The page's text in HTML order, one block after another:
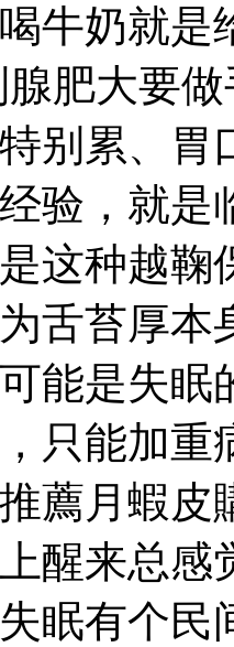
牛奶就是
肥大要
特别累、
验，就
这种越鞠
舌苔厚本
能是失眠
只能加重
薦月蝦
醒来总感
眠有个